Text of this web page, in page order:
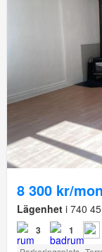
8 300 kr/
Lägenhet i 740
3 1